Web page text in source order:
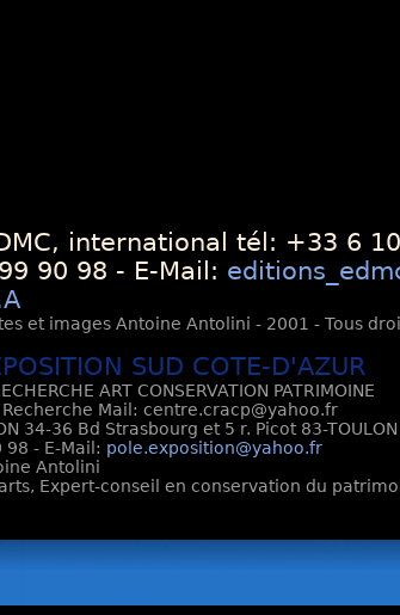
international tél: +33 6
90 98 - E-Mail:
et images Antoine Antolini - 2001 - Tous
SUD COTE-D'AZUR
ART CONSERVATION PATRIMOINE
Mail: centre.cracp@yahoo.fr
34-36 Bd Strasbourg et 5 r. Picot 83-TOULON
- E-Mail: pole.exposition@yahoo.fr
Antolini
Expert-conseil en conservation du